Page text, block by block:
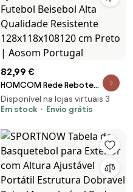
82,99 €
HOMCOM Rede Rebote
Dobrável 4 Ângulos Ajustáveis
Treinamento Futebol Beisebol
128x118x108120 cm Preto |
Aosom Portugal
Disponível na lojas virtuais 3
Em stock
Envio grátis